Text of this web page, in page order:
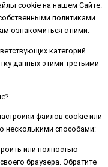
cookie на нашем Сайте.
политиками
ознакомиться с ними.
категорий
данных этими третьими
файлов cookie или
несколькими способами:
или полностью
браузера. Обратите